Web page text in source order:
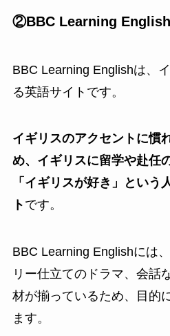
②BBC Learning English
BBC Learning Englishは、
る英語サイトです。
イギリスのアクセントに慣
め、イギリスに留学や赴任
「イギリスが好き」という
ト です。
BBC Learning Englishには
リー仕立てのドラマ、会話
材が揃っているため、目的
ます。